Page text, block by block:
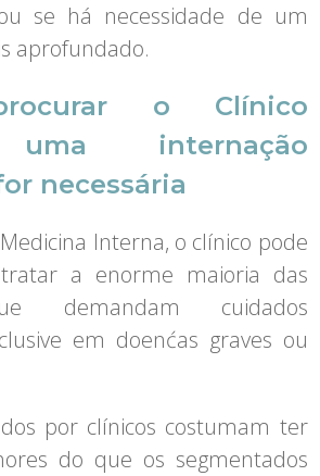
se há necessidade de um
aprofundado.
o Clínico
internação
necessária
Interna, o clínico pode
a enorme maioria das
demandam cuidados
em doenćas graves ou
por clínicos costumam ter
do que os segmentados